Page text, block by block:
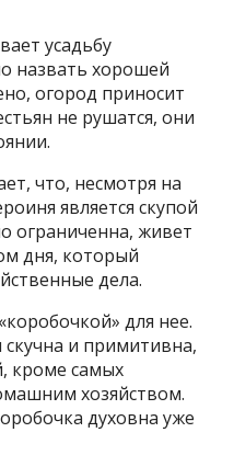
усадьбу
назвать хорошей
огород приносит
не рушатся, они
что, несмотря на
является скупой
ограниченна, живет
дня, который
дела.
для нее.
и примитивна,
кроме самых
хозяйством.
духовна уже